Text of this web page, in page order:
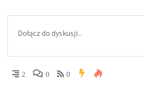
2 0 0